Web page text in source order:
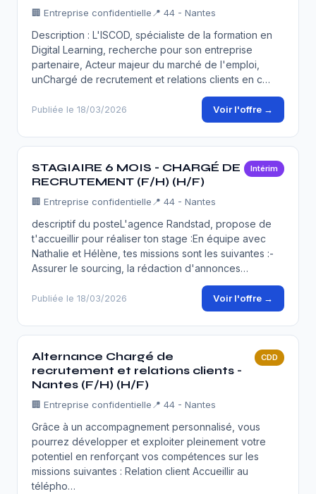
🏢 Entreprise confidentielle 📍 44 - Nantes
Description : L'ISCOD, spécialiste de la formation en
Digital Learning, recherche pour son entreprise
partenaire, Acteur majeur du marché de l'emploi,
unChargé de recrutement et relations clients en c…
Publiée le 18/03/2026 Voir l'offre →
STAGIAIRE 6 MOIS - CHARGÉ DE
RECRUTEMENT (F/H) (H/F)
Intérim
🏢 Entreprise confidentielle 📍 44 - Nantes
descriptif du posteL'agence Randstad, propose de
t'accueillir pour réaliser ton stage :En équipe avec
Nathalie et Hélène, tes missions sont les suivantes :-
Assurer le sourcing, la rédaction d'annonces…
Publiée le 18/03/2026 Voir l'offre →
Alternance Chargé de
recrutement et relations clients -
Nantes (F/H) (H/F)
CDD
🏢 Entreprise confidentielle 📍 44 - Nantes
Grâce à un accompagnement personnalisé, vous
pourrez développer et exploiter pleinement votre
potentiel en renforçant vos compétences sur les
missions suivantes : Relation client Accueillir au
télépho…